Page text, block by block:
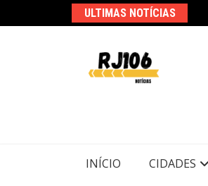
para
ULTIMAS NOTÍCIAS
INÍCIO CIDADES